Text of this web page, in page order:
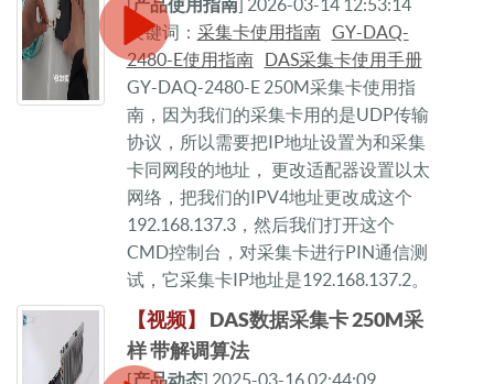
关键词： 采集卡使用指南 GY-DAQ-
2480-E使用指南
DAS采集卡使用手册
GY-DAQ-2480-E 250M采集卡使用指
南，因为我们的采集卡用的是UDP传输
协议，所以需要把IP地址设置为和采集
卡同网段的地址， 更改适配器设置以太
网络，把我们的IPV4地址更改成这个
192.168.137.3，然后我们打开这个
CMD控制台，对采集卡进行PIN通信测
试，它采集卡IP地址是192.168.137.2。
【视频】
DAS数据采集卡 250M采
样 带解调算法
[产品动态] 2025-03-16 02:44:09